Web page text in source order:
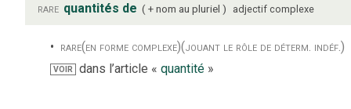
rare quantités de + nom au pluriel adjectif complexe
rare(en forme complexe)(jouant le rôle de déterm. indéf.)
VOIR dans l’article «quantité »